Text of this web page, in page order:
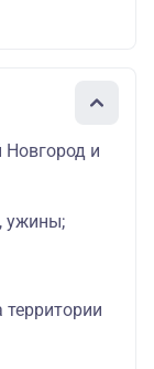
и
ужины;